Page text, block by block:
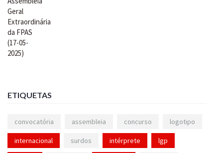
ETIQUETAS
convocatória assembleia concurso logotipo
internacional surdos intérprete lgp